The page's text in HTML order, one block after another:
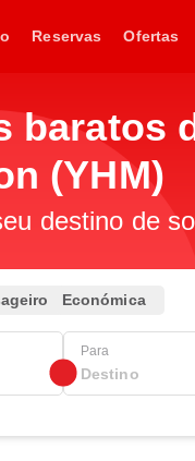
Reservas Ofertas
baratos
(YHM)
destino de
Económica
Para